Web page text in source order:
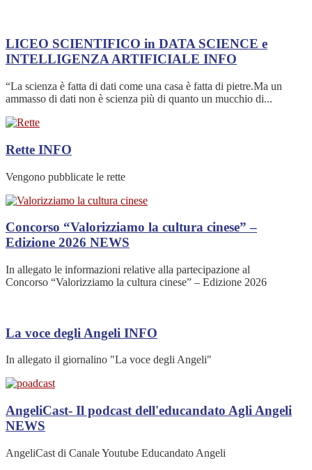
LICEO SCIENTIFICO in DATA SCIENCE e
INTELLIGENZA ARTIFICIALE INFO
“La scienza è fatta di dati come una casa è fatta di pietre.Ma un
ammasso di dati non è scienza più di quanto un mucchio di...
Rette INFO
Vengono pubblicate le rette
Concorso “Valorizziamo la cultura cinese” –
Edizione 2026 NEWS
In allegato le informazioni relative alla partecipazione al
Concorso “Valorizziamo la cultura cinese” – Edizione 2026
La voce degli Angeli INFO
In allegato il giornalino "La voce degli Angeli"
AngeliCast- Il podcast dell'educandato Agli Angeli
NEWS
AngeliCast di Canale Youtube Educandato Angeli